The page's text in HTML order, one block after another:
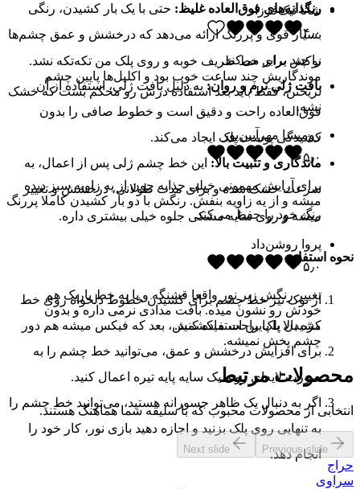
رنگدانه‌های فوق‌العاده غلیظ: حتی با یک بار کشیدن، رنگی
بسیار قوی و پررنگ ارائه می‌دهد که درخشش و عمق چشم‌ها
را چند برابر می‌کند.
بافت ژلی نرم و روان:به دلیل بافت ژلی، استفاده از آن
فوق‌العاده راحت و دقیق است و خطوط صافی را بدون
کشیدگی پوست پلک ایجاد می‌کند.
ماندگاری و تثبیت بالا: این خط چشم ژلی پس از اعمال، به
سرعت خشک شده و برای مدت طولانی، درخشش و تغییر
رنگ خود را حفظ می‌کند.
نحوه استفاده
از نوک تیز خط چشم برای کشیدن خطوط دلخواه روی خط
مژه بالا یا پایین استفاده کنید.
برای افزایش درخشش و عمق، می‌توانید خط چشم را به
صورت لایه‌ای روی یک سایه پایه تیره اعمال کنید.
اگر به دنبال یک ظاهر جسورانه هستید، می‌توانید خط چشم را
به تنهایی روی پلک بزنید و اجازه دهید بازی نور، کار خود را
انجام دهد.
شانا نیک‌فرزاد
۴٫۰
نوکش برای خط ظریف خوبه و روی پلک من تکه‌تکه نشد.
موندگاریش چند ساعت خوب بود و اکلیل‌ها پایین چشم
نریختن، فقط باید بعد استفاده درش رو محکم بست که خشک
نشه.
رومیسا مهرآیین‌پور
۵٫۰
برای آرایش مهمونی خیلی جذابه چون از یه زاویه سبز دیده
میشه و از یه زاویه بنفش. رنگش با دو بار کشیدن کاملا پررنگ
میشه و روی سایه مشکی جلوه خیلی بیشتری داره.
پروا روشن‌داد
۵٫۰
تغییر رنگش زیر نور واقعا قشنگه و با یه خط باریک هم
خودش رو نشون میده. بافت مدادی نرمی داره و بدون
کشیدن پلک راحت میکشمش، بعد که فیکس میشه هم دور
چشم پخش نمیشه.
محصولات مرتبط
انتخابی از محصولات محبوب که با سلیقه شما هماهنگ هستند.
Previous slide
Next slide
حراج
سراوی